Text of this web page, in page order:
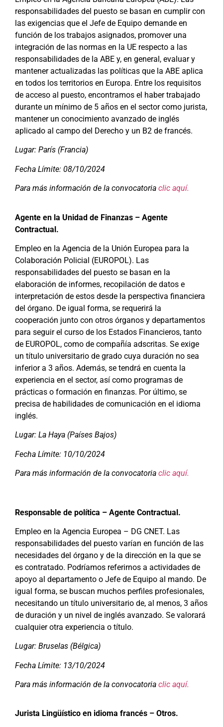
responsabilidades del puesto se basan en cumplir con
las exigencias que el Jefe de Equipo demande en
función de los trabajos asignados, promover una
integración de las normas en la UE respecto a las
responsabilidades de la ABE y, en general, evaluar y
mantener actualizadas las políticas que la ABE aplica
en todos los territorios en Europa. Entre los requisitos
de acceso al puesto, encontramos el haber trabajado
durante un mínimo de 5 años en el sector como jurista,
mantener un conocimiento avanzado de inglés
aplicado al campo del Derecho y un B2 de francés.
Lugar: París (Francia)
Fecha Límite: 08/10/2024
Para más información de la convocatoria clic aquí.
Agente en la Unidad de Finanzas – Agente
Contractual.
Empleo en la Agencia de la Unión Europea para la
Colaboración Policial (EUROPOL). Las
responsabilidades del puesto se basan en la
elaboración de informes, recopilación de datos e
interpretación de estos desde la perspectiva financiera
del órgano. De igual forma, se requerirá la
cooperación junto con otros órganos y departamentos
para seguir el curso de los Estados Financieros, tanto
de EUROPOL, como de compañía adscritas. Se exige
un título universitario de grado cuya duración no sea
inferior a 3 años. Además, se tendrá en cuenta la
experiencia en el sector, así como programas de
prácticas o formación en finanzas. Por último, se
precisa de habilidades de comunicación en el idioma
inglés.
Lugar: La Haya (Países Bajos)
Fecha Límite: 10/10/2024
Para más información de la convocatoria clic aquí.
Responsable de política – Agente Contractual.
Empleo en la Agencia Europea – DG CNET. Las
responsabilidades del puesto varían en función de las
necesidades del órgano y de la dirección en la que se
es contratado. Podríamos referirnos a actividades de
apoyo al departamento o Jefe de Equipo al mando. De
igual forma, se buscan muchos perfiles profesionales,
necesitando un título universitario de, al menos, 3 años
de duración y un nivel de inglés avanzado. Se valorará
cualquier otra experiencia o título.
Lugar: Bruselas (Bélgica)
Fecha Límite: 13/10/2024
Para más información de la convocatoria clic aquí.
Jurista Lingüístico en idioma francés – Otros.